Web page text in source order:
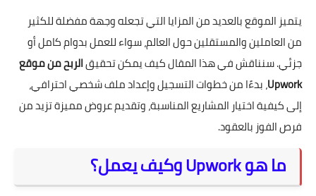
يتميز الموقع بالعديد من المزايا التي تجعله وجهة مفضلة للكثير
من العاملين والمستقلين حول العالم، سواء للعمل بدوام كامل أو
جزئي. سنناقش في هذا المقال كيف يمكن تحقيقالربح من موقع
Upwork، بدءًا من خطوات التسجيل وإعداد ملف شخصي احترافي،
إلى كيفية اختيار المشاريع المناسبة، وتقديم عروض مميزة تزيد من
فرص الفوز بالعقود.
ما هو Upwork وكيف يعمل؟